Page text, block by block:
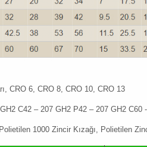
CRO 6, CRO 8, CRO 10, CRO 13
C42 – 207 GH2 P42 – 207 GH2 C60
1000 Zincir Kızağı, Polietilen